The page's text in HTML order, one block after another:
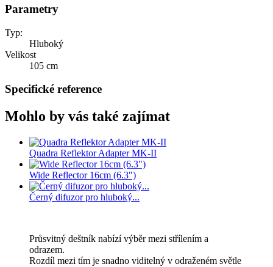
Parametry
Typ:
Hluboký
Velikost
105 cm
Specifické reference
Mohlo by vás také zajímat
Quadra Reflektor Adapter MK-II
Wide Reflector 16cm (6.3")
Černý difuzor pro hluboký...
Průsvitný deštník nabízí výběr mezi střílením a
odrazem.
Rozdíl mezi tím je snadno viditelný v odraženém světle